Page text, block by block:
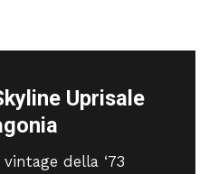
Uprisale
della ‘73